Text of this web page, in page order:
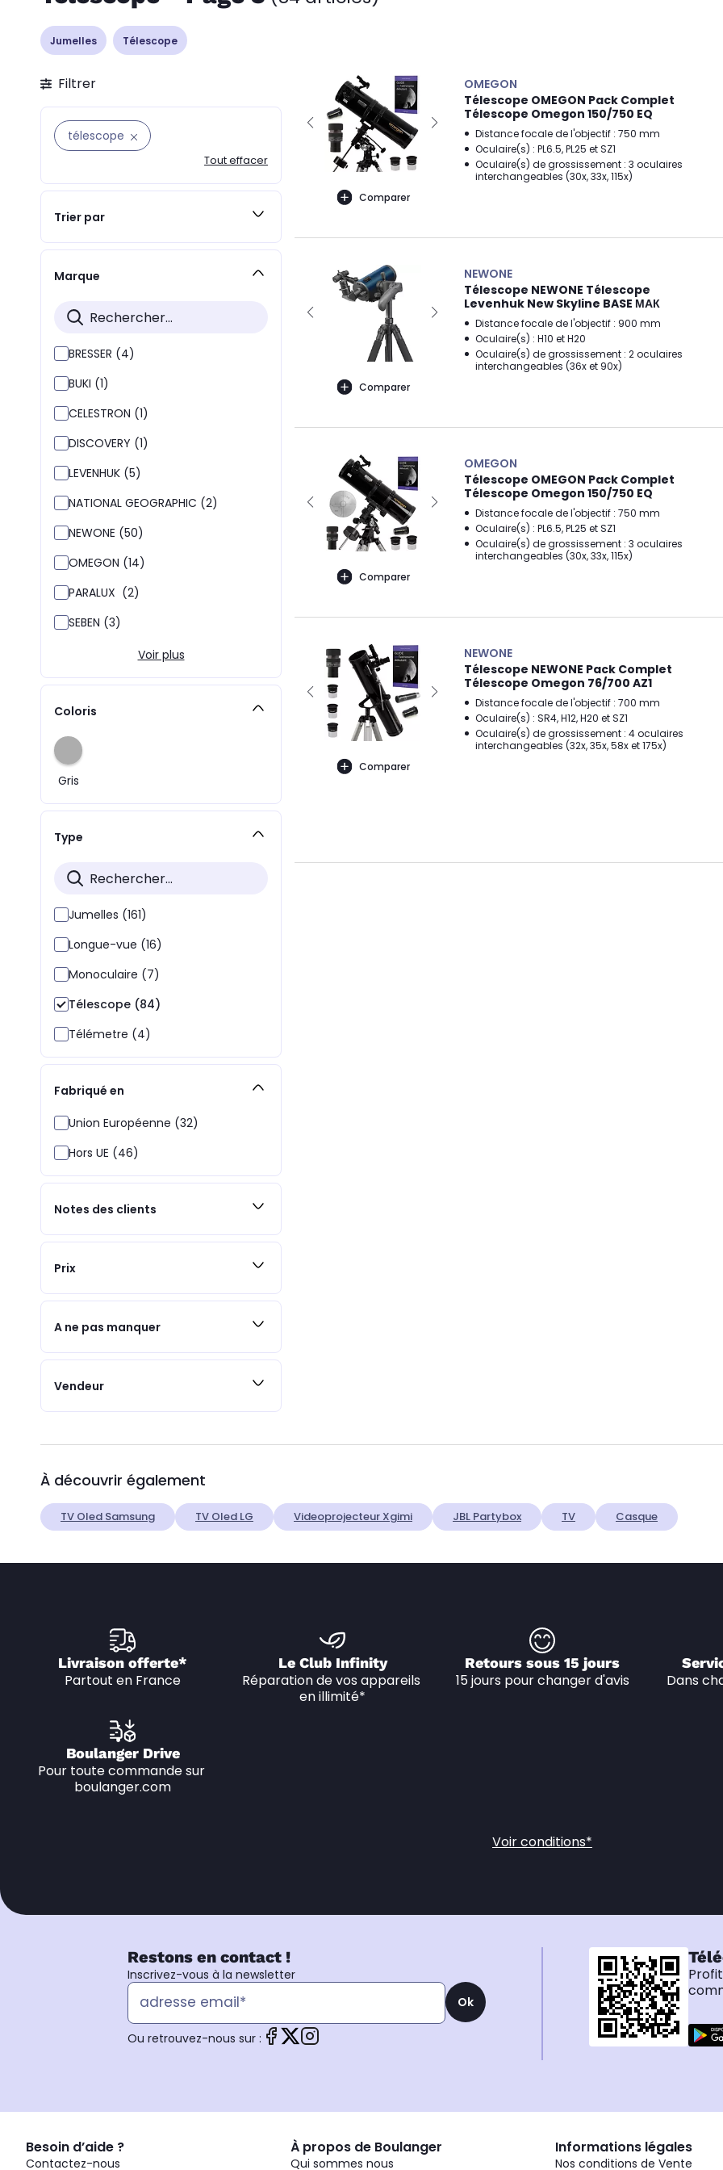
Jumelles Télescope
Filtrer
télescope
Tout effacer
Trier par
Marque
BRESSER (4)
BUKI (1)
CELESTRON (1)
DISCOVERY (1)
LEVENHUK (5)
NATIONAL GEOGRAPHIC (2)
NEWONE (50)
OMEGON (14)
PARALUX (2)
SEBEN (3)
Voir plus
Coloris
Gris
Type
Jumelles (161)
Longue-vue (16)
Monoculaire (7)
Télescope (84)
Télémetre (4)
Fabriqué en
Union Européenne (32)
Hors UE (46)
Notes des clients
Prix
A ne pas manquer
Vendeur
Comparer
OMEGON
Télescope OMEGON Pack Complet
Télescope Omegon 150/750 EQ
Distance focale de l'objectif : 750 mm
Oculaire(s) : PL6.5, PL25 et SZ1
Oculaire(s) de grossissement : 3 oculaires
interchangeables (30x, 33x, 115x)
Comparer
NEWONE
Télescope NEWONE Télescope
Levenhuk New Skyline BASE МАК
Distance focale de l'objectif : 900 mm
Oculaire(s) : H10 et H20
Oculaire(s) de grossissement : 2 oculaires
interchangeables (36x et 90x)
Comparer
OMEGON
Télescope OMEGON Pack Complet
Télescope Omegon 150/750 EQ
Distance focale de l'objectif : 750 mm
Oculaire(s) : PL6.5, PL25 et SZ1
Oculaire(s) de grossissement : 3 oculaires
interchangeables (30x, 33x, 115x)
Comparer
NEWONE
Télescope NEWONE Pack Complet
Télescope Omegon 76/700 AZ1
Distance focale de l'objectif : 700 mm
Oculaire(s) : SR4, H12, H20 et SZ1
Oculaire(s) de grossissement : 4 oculaires
interchangeables (32x, 35x, 58x et 175x)
À découvrir également
TV Oled Samsung TV Oled LG Videoprojecteur Xgimi JBL Partybox TV Casque
Livraison offerte*
Partout en France
Le Club Infinity
Réparation de vos appareils
en illimité*
Retours sous 15 jours
15 jours pour changer d'avis
Dans
Boulanger Drive
Pour toute commande sur
boulanger.com
Voir conditions*
Restons en contact !
Inscrivez-vous à la newsletter
Ok
Ou retrouvez-nous sur :
Besoin d’aide ?
Contactez-nous
À propos de Boulanger
Qui sommes nous
Informations légales
Nos conditions de Vente